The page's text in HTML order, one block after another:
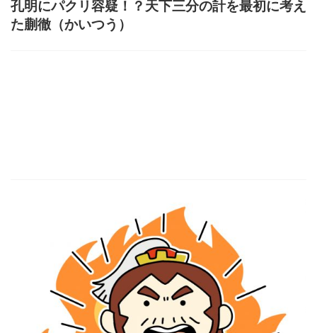
孔明にパクリ容疑！？天下三分の計を最初に考え
た蒯徹（かいつう）